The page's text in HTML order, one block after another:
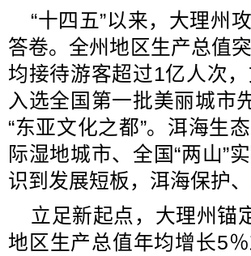
“十四五”以来，大理州
答卷。全州地区生产总值
均接待游客超过1亿人次
入选全国第一批美丽城市
“东亚文化之都”。洱海生
际湿地城市、全国“两山”
识到发展短板，洱海保护
立足新起点，大理州锚
地区生产总值年均增长5